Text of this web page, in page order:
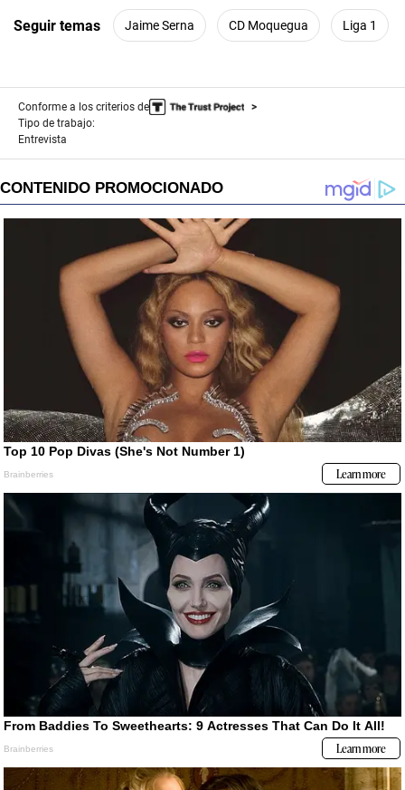
Seguir temas Jaime Serna CD Moquegua Liga 1
Conforme a los criterios de
Tipo de trabajo:
Entrevista